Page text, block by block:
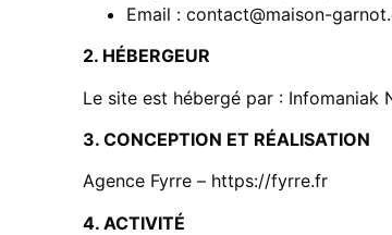
Email :contact@maison-
2. HÉBERGEUR
Le site est hébergé par : Infomaniak
3. CONCEPTION ET RÉALISATION
Agence Fyrre – https://fyrre.fr
4. ACTIVITÉ